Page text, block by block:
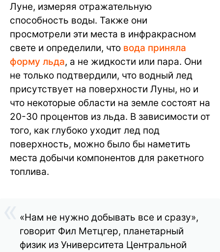
Луне, измеряя отражательную
способность воды. Также они
просмотрели эти места в инфракрасном
свете и определили, что вода приняла
форму льда, а не жидкости или пара. Они
не только подтвердили, что водный лед
присутствует на поверхности Луны, но и
что некоторые области на земле состоят на
20-30 процентов из льда. В зависимости от
того, как глубоко уходит лед под
поверхность, можно было бы наметить
места добычи компонентов для ракетного
топлива.
«Нам не нужно добывать все и сразу»,
говорит Фил Метцгер, планетарный
физик из Университета Центральной